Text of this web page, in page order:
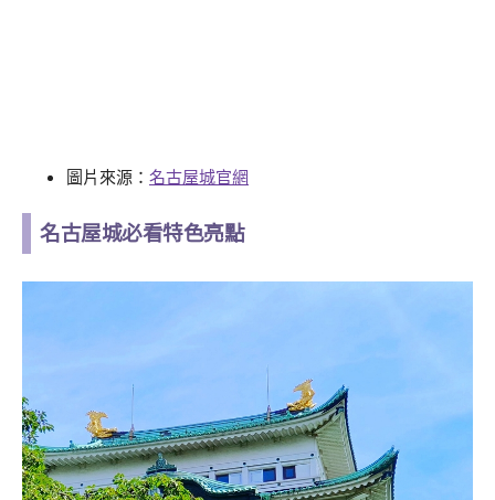
圖片來源： 名古屋城官網
名古屋城必看特色亮點